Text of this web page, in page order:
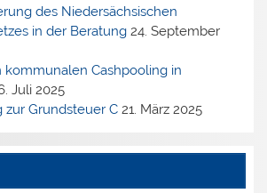
des Niedersächsischen
in der Beratung 24. September
kommunalen Cashpooling in
Juli 2025
zur Grundsteuer C 21. März 2025